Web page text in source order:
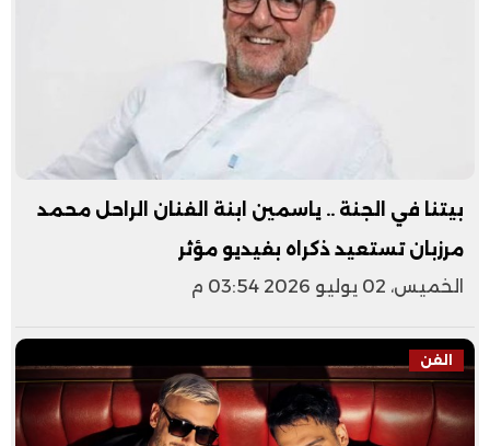
بيتنا في الجنة .. ياسمين ابنة الفنان الراحل محمد
مرزبان تستعيد ذكراه بفيديو مؤثر
الخميس، 02 يوليو 2026 03:54 م
الفن